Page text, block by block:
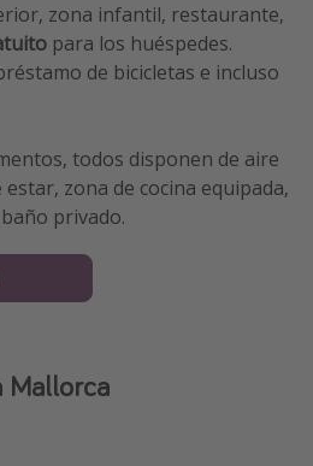
zona infantil, restaurante,
para los huéspedes.
de bicicletas e incluso
todos disponen de aire
zona de cocina equipada,
privado.
Mallorca